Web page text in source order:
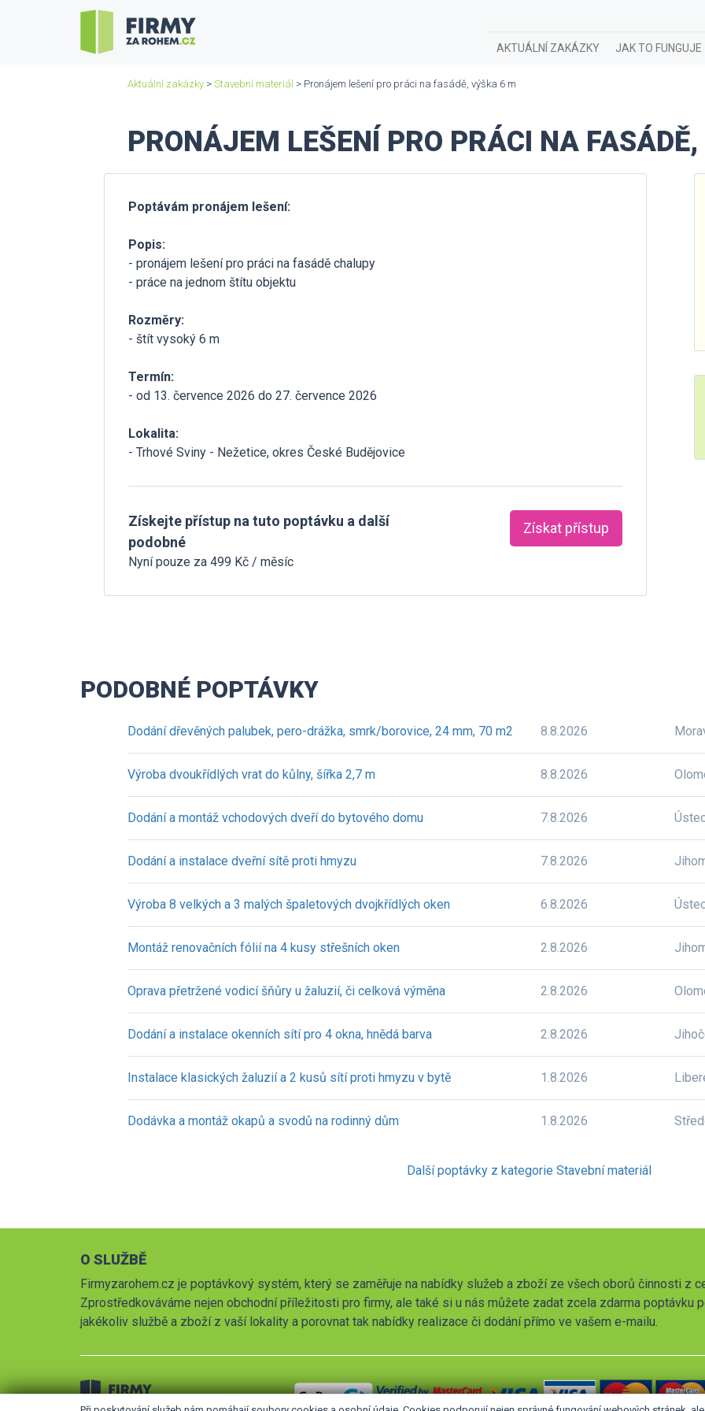
AKTUÁLNÍ ZAKÁZKY JAK TO FUNGUJE
Aktuální zakázky > Stavební materiál > Pronájem lešení pro práci na fasádě, výška 6 m
PRONÁJEM LEŠENÍ PRO PRÁCI NA
Poptávám pronájem lešení:
Popis:
- pronájem lešení pro práci na fasádě chalupy
- práce na jednom štítu objektu
Rozměry:
- štít vysoký 6 m
Termín:
- od 13. července 2026 do 27. července 2026
Lokalita:
- Trhové Sviny - Nežetice, okres České Budějovice
Získejte přístup na tuto poptávku a další
podobné
Nyní pouze za 499 Kč / měsíc
Získat přístup
PODOBNÉ POPTÁVKY
Dodání dřevěných palubek, pero-drážka, smrk/borovice, 24 mm, 70 m2 8.8.2026
Výroba dvoukřídlých vrat do kůlny, šířka 2,7 m 8.8.2026
Dodání a montáž vchodových dveří do bytového domu 7.8.2026
Dodání a instalace dveřní sítě proti hmyzu 7.8.2026
Výroba 8 velkých a 3 malých špaletových dvojkřídlých oken 6.8.2026
Montáž renovačních fólií na 4 kusy střešních oken 2.8.2026
Oprava přetržené vodicí šňůry u žaluzií, či celková výměna 2.8.2026
Dodání a instalace okenních sítí pro 4 okna, hnědá barva 2.8.2026
Instalace klasických žaluzií a 2 kusů sítí proti hmyzu v bytě 1.8.2026
Dodávka a montáž okapů a svodů na rodinný dům 1.8.2026
Další poptávky z kategorie Stavební materiál
O SLUŽBĚ
Firmyzarohem.cz je poptávkový systém, který se zaměřuje na nabídky služeb a zboží ze všech oborů činnosti z
Zprostředkováváme nejen obchodní příležitosti pro firmy, ale také si u nás můžete zadat zcela zdarma poptávku
jakékoliv službě a zboží z vaší lokality a porovnat tak nabídky realizace či dodání přímo ve vašem e-mailu.